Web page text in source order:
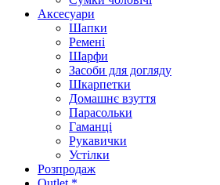
Аксеcуари
Шапки
Ремені
Шарфи
Засоби для догляду
Шкарпетки
Домашнє взуття
Парасольки
Гаманці
Рукавички
Устілки
Розпродаж